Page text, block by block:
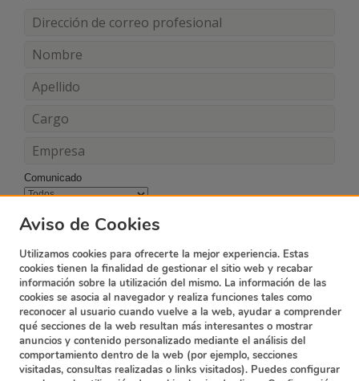
Comunicado
Aviso de Cookies
Utilizamos cookies para ofrecerte la mejor experiencia. Estas
cookies tienen la finalidad de gestionar el sitio web y recabar
información sobre la utilización del mismo. La información de las
cookies se asocia al navegador y realiza funciones tales como
reconocer al usuario cuando vuelve a la web, ayudar a comprender
qué secciones de la web resultan más interesantes o mostrar
anuncios y contenido personalizado mediante el análisis del
comportamiento dentro de la web (por ejemplo, secciones
visitadas, consultas realizadas o links visitados). Puedes configurar